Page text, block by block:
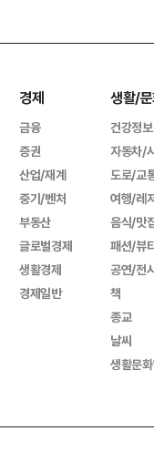
경제
금융
증권
산업/재계
중기/벤처
부동산
글로벌경제
생활경제
경제일반
생활/
건강정보
자동차/
도로/교
여행/레
음식/맛
패션/뷰
공연/전
책
종교
날씨
생활문